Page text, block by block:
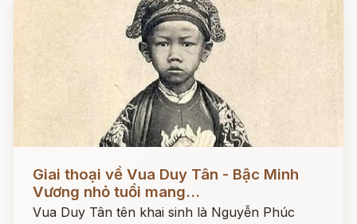
Giai thoại về Vua Duy Tân - Bậc Minh
Vương nhỏ tuổi mang...
Vua Duy Tân tên khai sinh là Nguyễn Phúc